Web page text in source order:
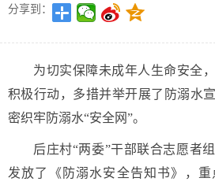
分享到：
为切实保障未成年人生命安全
积极行动，多措并举开展了防溺水
密织牢防溺水“安全网”。
后庄村“两委”干部联合志愿者
发放了《防溺水安全告知书》，